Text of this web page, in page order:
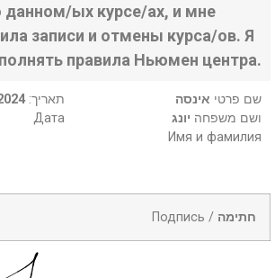
ых курсе/ах, и мне
записи и отмены курса/ов. Я
правила Ньюмен центра.
:תאריך
Дата
שם פרטי אינסה
ושם משפחה יונג
Имя и фамилия
Подпись / חתימה